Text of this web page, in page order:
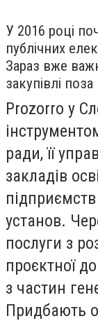
У 2016 році
публічних
Зараз вже
закупівлі
Prozorro у
ради, її
закладів
установ.
послуги з
проєктної
з частин
Придбають